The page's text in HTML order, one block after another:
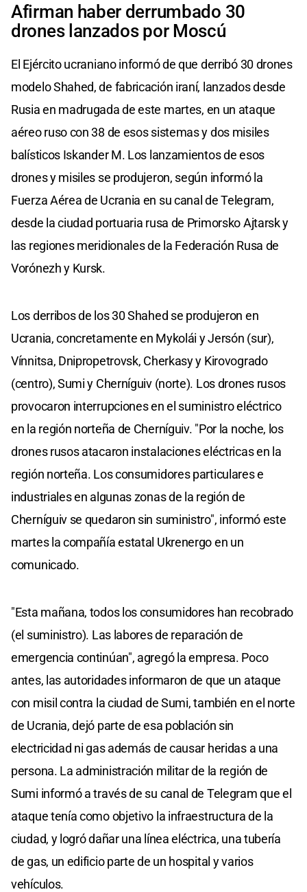
Afirman haber derrumbado 30
drones lanzados por Moscú
El Ejército ucraniano informó de que derribó 30 drones
modelo Shahed, de fabricación iraní, lanzados desde
Rusia en madrugada de este martes, en un ataque
aéreo ruso con 38 de esos sistemas y dos misiles
balísticos Iskander M. Los lanzamientos de esos
drones y misiles se produjeron, según informó la
Fuerza Aérea de Ucrania en su canal de Telegram,
desde la ciudad portuaria rusa de Primorsko Ajtarsk y
las regiones meridionales de la Federación Rusa de
Vorónezh y Kursk.
Los derribos de los 30 Shahed se produjeron en
Ucrania, concretamente en Mykolái y Jersón (sur),
Vínnitsa, Dnipropetrovsk, Cherkasy y Kirovogrado
(centro), Sumi y Cherníguiv (norte). Los drones rusos
provocaron interrupciones en el suministro eléctrico
en la región norteña de Cherníguiv. "Por la noche, los
drones rusos atacaron instalaciones eléctricas en la
región norteña. Los consumidores particulares e
industriales en algunas zonas de la región de
Cherníguiv se quedaron sin suministro", informó este
martes la compañía estatal Ukrenergo en un
comunicado.
"Esta mañana, todos los consumidores han recobrado
(el suministro). Las labores de reparación de
emergencia continúan", agregó la empresa. Poco
antes, las autoridades informaron de que un ataque
con misil contra la ciudad de Sumi, también en el norte
de Ucrania, dejó parte de esa población sin
electricidad ni gas además de causar heridas a una
persona. La administración militar de la región de
Sumi informó a través de su canal de Telegram que el
ataque tenía como objetivo la infraestructura de la
ciudad, y logró dañar una línea eléctrica, una tubería
de gas, un edificio parte de un hospital y varios
vehículos.